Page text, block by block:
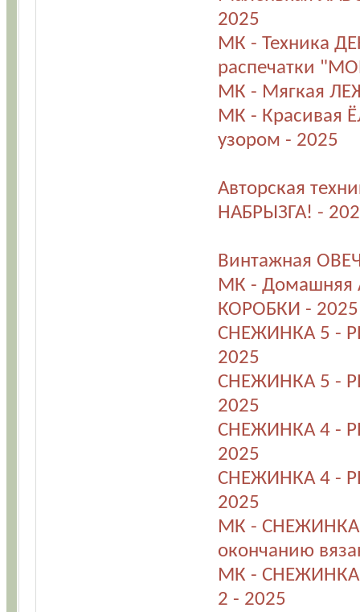
2025
МК - Техника
распечатки
МК - Мягкая
МК - Красивая
узором - 2025
Авторская
НАБРЫЗГА! -
Винтажная
МК - Домашняя
КОРОБКИ - 2025
СНЕЖИНКА 5 -
2025
СНЕЖИНКА 5 -
2025
СНЕЖИНКА 4 -
2025
СНЕЖИНКА 4 -
2025
МК - СНЕЖИНКА
окончанию
МК - СНЕЖИНКА
2 - 2025